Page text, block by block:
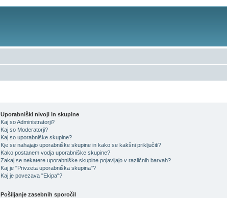
Uporabniški nivoji in skupine
Kaj so Administratorji?
Kaj so Moderatorji?
Kaj so uporabniške skupine?
Kje se nahajajo uporabniške skupine in kako se kakšni priključiti?
Kako postanem vodja uporabniške skupine?
Zakaj se nekatere uporabniške skupine pojavljajo v različnih barvah?
Kaj je "Privzeta uporabniška skupina"?
Kaj je povezava "Ekipa"?
Pošiljanje zasebnih sporočil